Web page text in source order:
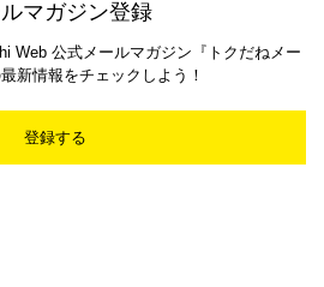
ルマガジン登録
Web 公式メールマガジン『トクだねメー
新情報をチェックしよう！
登録する